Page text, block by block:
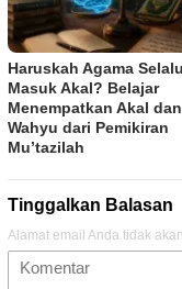
Haruskah Agama Selalu
Masuk Akal? Belajar
Menempatkan Akal dan
Wahyu dari Pemikiran
Mu’tazilah
Tinggalkan Balasan
Alamat email Anda tidak